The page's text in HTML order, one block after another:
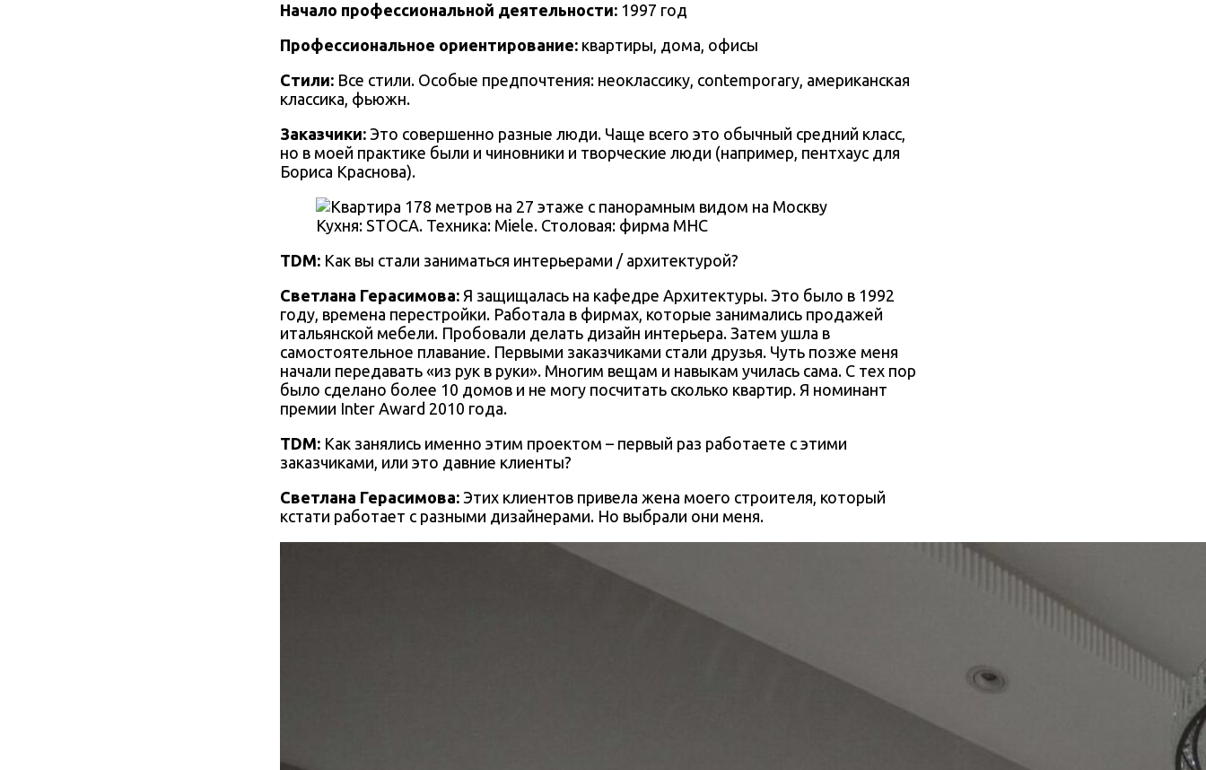
Начало профессиональной деятельности: 1997 год
Профессиональное ориентирование: квартиры, дома, офисы
Стили: Все стили. Особые предпочтения: неоклассику, contemporary, американская
классика, фьюжн.
Заказчики: Это совершенно разные люди. Чаще всего это обычный средний класс,
но в моей практике были и чиновники и творческие люди (например, пентхаус для
Бориса Краснова).
Кухня: STOCA. Техника: Miele. Столовая: фирма MHC
TDM: Как вы стали заниматься интерьерами / архитектурой?
Светлана Герасимова: Я защищалась на кафедре Архитектуры. Это было в 1992
году, времена перестройки. Работала в фирмах, которые занимались продажей
итальянской мебели. Пробовали делать дизайн интерьера. Затем ушла в
самостоятельное плавание. Первыми заказчиками стали друзья. Чуть позже меня
начали передавать «из рук в руки». Многим вещам и навыкам училась сама. С тех пор
было сделано более 10 домов и не могу посчитать сколько квартир. Я номинант
премии Inter Award 2010 года.
TDM: Как занялись именно этим проектом – первый раз работаете с этими
заказчиками, или это давние клиенты?
Светлана Герасимова: Этих клиентов привела жена моего строителя, который
кстати работает с разными дизайнерами. Но выбрали они меня.